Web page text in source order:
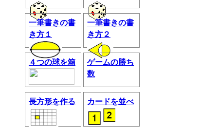
一筆書きの書
き方１
一筆書きの書
き方２
４つの球を箱
ゲームの勝ち
数
長方形を作る カードを並べ